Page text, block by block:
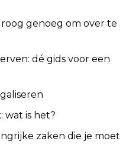
genoeg om over te
dé gids voor een
wat is het?
zaken die je moet